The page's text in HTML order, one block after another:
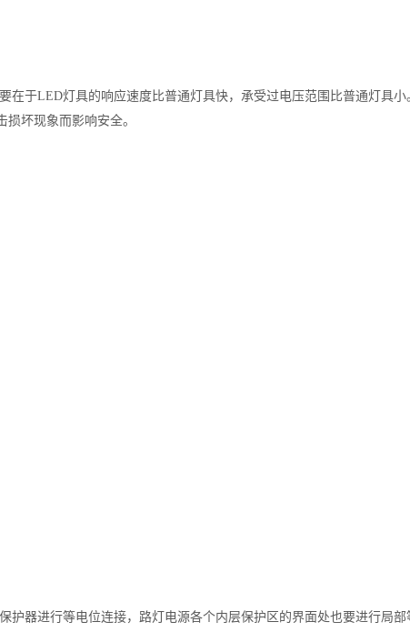
于LED灯具的响应速度比普通灯具快，承受过电压范围比普通灯具小
坏现象而影响安全。
器进行等电位连接，路灯电源各个内层保护区的界面处也要进行局部